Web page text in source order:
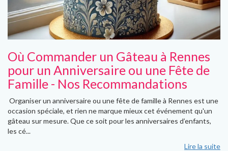
Où Commander un Gâteau à Rennes
pour un Anniversaire ou une Fête de
Famille - Nos Recommandations
Organiser un anniversaire ou une fête de famille à Rennes est une
occasion spéciale, et rien ne marque mieux cet événement qu'un
gâteau sur mesure. Que ce soit pour les anniversaires d’enfants,
les cé...
Lire la suite